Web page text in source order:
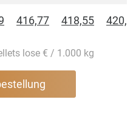
416,77 418,55
lose € / 1.000 kg